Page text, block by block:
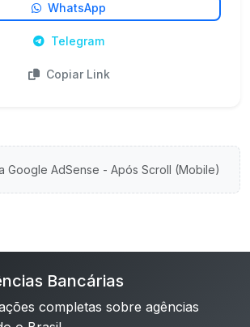
WhatsApp
Telegram
Copiar Link
Google AdSense - Após Scroll (Mobile)
Bancárias
completas sobre agências